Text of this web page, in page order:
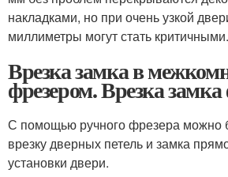
накладками, но при очень узкой
миллиметры могут стать критичными.
Врезка замка в
фрезером. Врезка
С помощью ручного фрезера можно
врезку дверных петель и замка
установки двери.